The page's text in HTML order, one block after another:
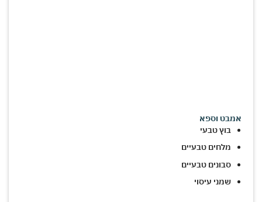
אמבט וספא
בוץ טבעי
מלחים טבעיים
סבונים טבעיים
שמני עיסוי